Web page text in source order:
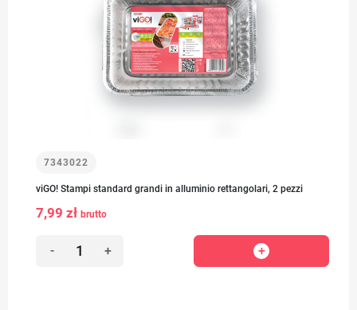
7343022
viGO! Stampi standard grandi in alluminio rettangolari, 2 pezzi
7,99 zł brutto
- +